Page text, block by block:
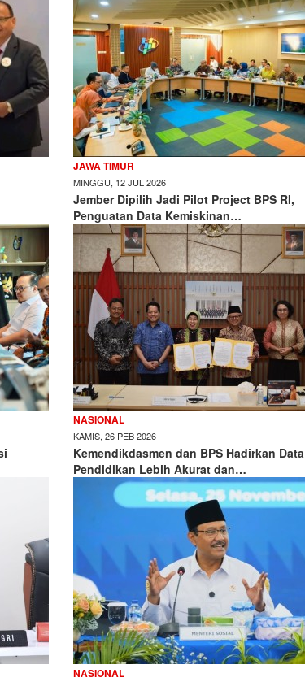
JAWA TIMUR
MINGGU, 12 JUL 2026
Jember Dipilih Jadi Pilot Project BPS RI,
Penguatan Data Kemiskinan…
NASIONAL
KAMIS, 26 PEB 2026
Kemendikdasmen dan BPS Hadirkan Data
Pendidikan Lebih Akurat dan…
NASIONAL